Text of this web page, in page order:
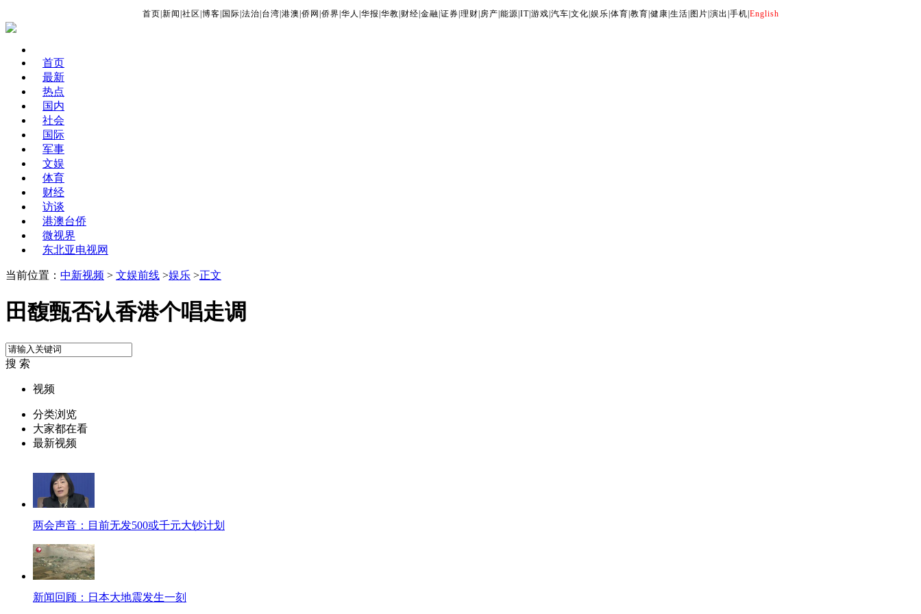
首页 新闻 社区 博客 国际 法治 台湾 港澳 侨网 侨界 华人 华报 华教 财经 金融 证券 理财 房产 能源 IT| 游戏 汽车 文化 娱乐 体育 教育 健康 生活 图片 演出 手机 English
首页
最新
热点
国内
社会
国际
军事
文娱
体育
财经
访谈
港澳台侨
微视界
东北亚电视网
当前位置： 中新视频 > 文娱前线 >娱乐 >正文
田馥甄否认香港个唱走调
搜 索
视频
分类浏览
大家都在看
最新视频
两会声音：目前无发500或千元大钞计划
新闻回顾：日本大地震发生一刻